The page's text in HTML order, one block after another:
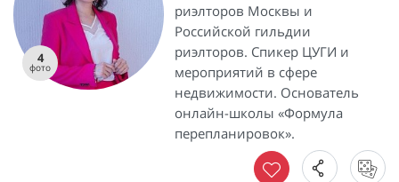
4
фото
риэлторов Москвы и
Российской гильдии
риэлторов. Спикер ЦУГИ и
мероприятий в сфере
недвижимости. Основатель
онлайн-школы «Формула
перепланировок».